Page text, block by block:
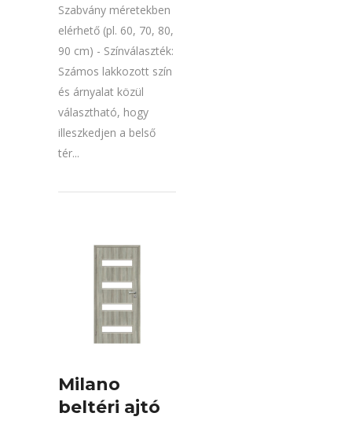
Szabvány méretekben
elérhető (pl. 60, 70, 80,
90 cm) - Színválaszték:
Számos lakkozott szín
és árnyalat közül
választható, hogy
illeszkedjen a belső
tér...
Milano
beltéri ajtó